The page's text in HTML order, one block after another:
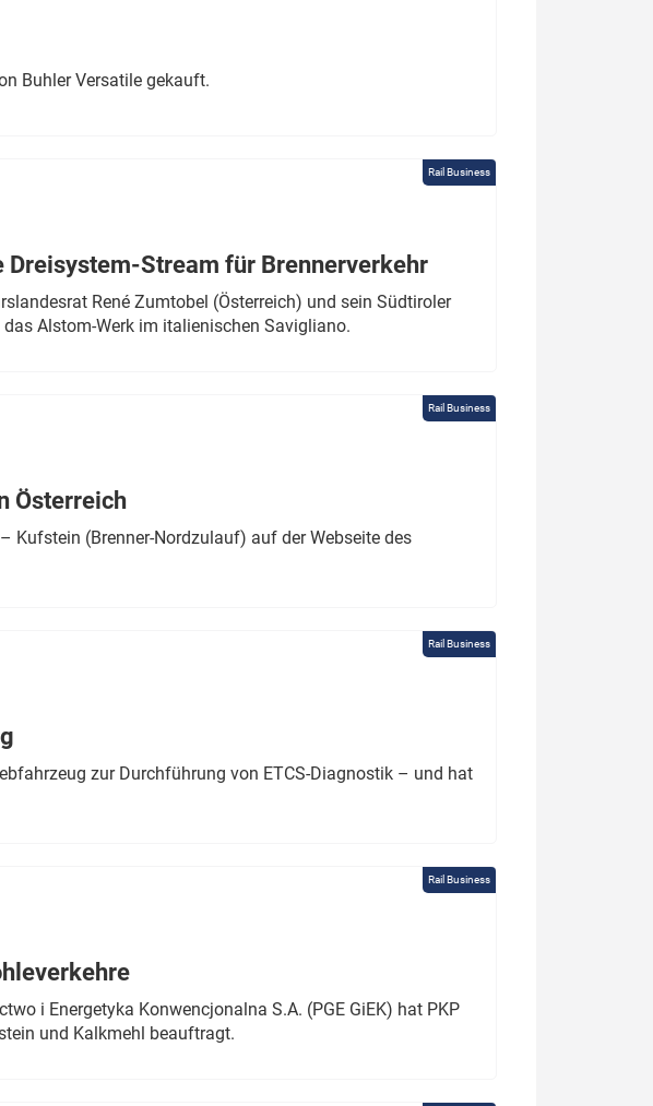
Buhler Versatile gekauft.
Rail Business
Dreisystem-Stream für Brennerverkehr
René Zumtobel (Österreich) und sein Südtiroler
Alstom-Werk im italienischen Savigliano.
Rail Business
Österreich
Kufstein (Brenner-Nordzulauf) auf der Webseite des
Rail Business
zur Durchführung von ETCS-Diagnostik – und hat
Rail Business
i Energetyka Konwencjonalna S.A. (PGE GiEK) hat PKP
und Kalkmehl beauftragt.